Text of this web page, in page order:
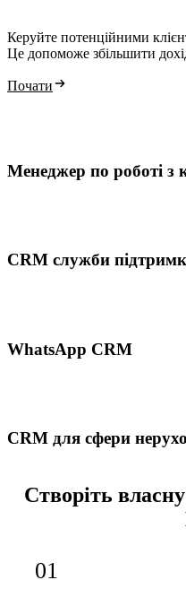
Керуйте потенційними
Це допоможе збільшити
Почати
Менеджер по роботі з
CRM служби
WhatsApp CRM
CRM для сфери
Створіть
01